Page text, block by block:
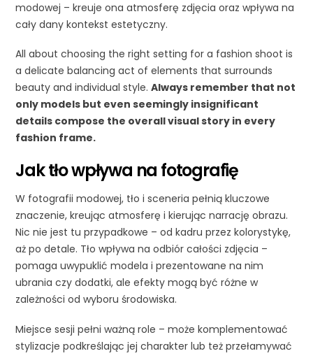
modowej – kreuje ona atmosferę zdjęcia oraz wpływa na
cały dany kontekst estetyczny.
All about choosing the right setting for a fashion shoot is
a delicate balancing act of elements that surrounds
beauty and individual style.Always remember that not
only models but even seemingly insignificant
details compose the overall visual story in every
fashion frame.
Jak tło wpływa na fotografię
W fotografii modowej, tło i sceneria pełnią kluczowe
znaczenie, kreując atmosferę i kierując narrację obrazu.
Nic nie jest tu przypadkowe – od kadru przez kolorystykę,
aż po detale. Tło wpływa na odbiór całości zdjęcia –
pomaga uwypuklić modela i prezentowane na nim
ubrania czy dodatki, ale efekty mogą być różne w
zależności od wyboru środowiska.
Miejsce sesji pełni ważną role – może komplementować
stylizacje podkreślając jej charakter lub też przełamywać